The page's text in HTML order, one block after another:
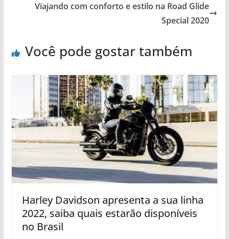
Viajando com conforto e estilo na Road Glide
Special 2020
Você pode gostar também
Harley Davidson apresenta a sua linha
2022, saiba quais estarão disponíveis
no Brasil